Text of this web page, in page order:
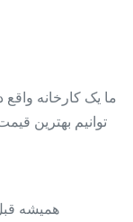
توانیم بهترین
همیشه قبل